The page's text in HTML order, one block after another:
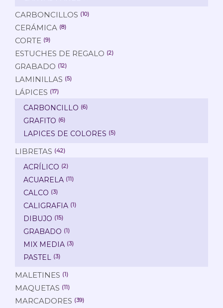
CARBONCILLOS (10)
CERÁMICA (8)
CORTE (9)
ESTUCHES DE REGALO (2)
GRABADO (12)
LAMINILLAS (5)
LÁPICES (17)
CARBONCILLO (6)
GRAFITO (6)
LAPICES DE COLORES (5)
LIBRETAS (42)
ACRÍLICO (2)
ACUARELA (11)
CALCO (3)
CALIGRAFIA (1)
DIBUJO (15)
GRABADO (1)
MIX MEDIA (3)
PASTEL (3)
MALETINES (1)
MAQUETAS (11)
MARCADORES (39)